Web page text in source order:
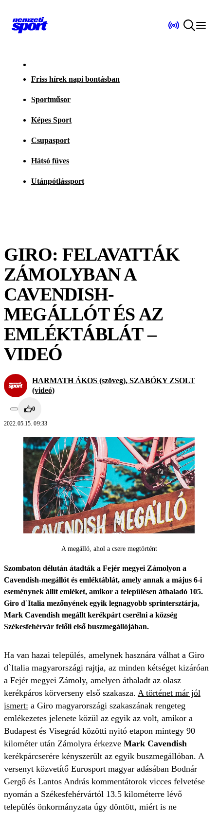
Friss hírek napi bontásban
Sportműsor
Képes Sport
Csupasport
Hátsó füves
Utánpótlássport
GIRO: FELAVATTÁK
ZÁMOLYBAN A
CAVENDISH-
MEGÁLLÓT ÉS AZ
EMLÉKTÁBLÁT –
VIDEÓ
HARMATH ÁKOS (szöveg), SZABÓKY ZSOLT
(videó)
0
2022.05.15. 09:33
A megálló, ahol a csere megtörtént
Szombaton délután átadták a Fejér megyei Zámolyon a
Cavendish-megállót és emléktáblát, amely annak a május 6-i
eseménynek állít emléket, amikor a településen áthaladó 105.
Giro d`Italia mezőnyének egyik legnagyobb sprintersztárja,
Mark Cavendish megállt kerékpárt cserélni a község
Székesfehérvár felőli első buszmegállójában.
Ha van hazai település, amelynek hasznára válhat a Giro
d`Italia magyarországi rajtja, az minden kétséget kizáróan
a Fejér megyei Zámoly, amelyen áthaladt az olasz
kerékpáros körverseny első szakasza. A történet már jól
ismert: a Giro magyarországi szakaszának rengeteg
emlékezetes jelenete közül az egyik az volt, amikor a
Budapest és Visegrád közötti nyitó etapon mintegy 90
kilométer után Zámolyra érkezve Mark Cavendish
kerékpárcserére kényszerült az egyik buszmegállóban. A
versenyt közvetítő Eurosport magyar adásában Bodnár
Gergő és Lantos András kommentátorok vicces felvetése
nyomán a Székesfehérvártól 13.5 kilométerre lévő
település önkormányzata úgy döntött, miért is ne